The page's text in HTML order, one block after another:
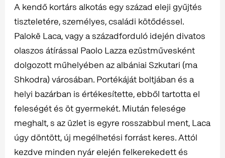
A kendő kortárs alkotás egy század eleji gyűjtés
tiszteletére, személyes, családi kötődéssel.
Palokë Laca, vagy a századforduló idején divatos
olaszos átírással Paolo Lazza ezüstművesként
dolgozott műhelyében az albániai Szkutari (ma
Shkodra) városában. Portékáját boltjában és a
helyi bazárban is értékesítette, ebből tartotta el
feleségét és öt gyermekét. Miután felesége
meghalt, s az üzlet is egyre rosszabbul ment, Laca
úgy döntött, új megélhetési forrást keres. Attól
kezdve minden nyár elején felkerekedett és